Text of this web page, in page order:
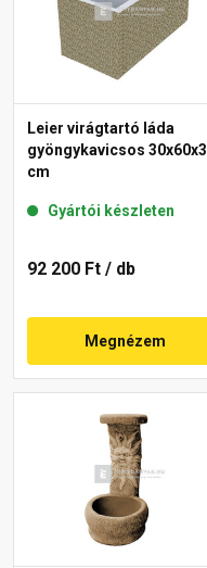
Leier virágtartó láda
gyöngykavicsos
cm
Gyártói készleten
92 200 Ft / db
Megnézem